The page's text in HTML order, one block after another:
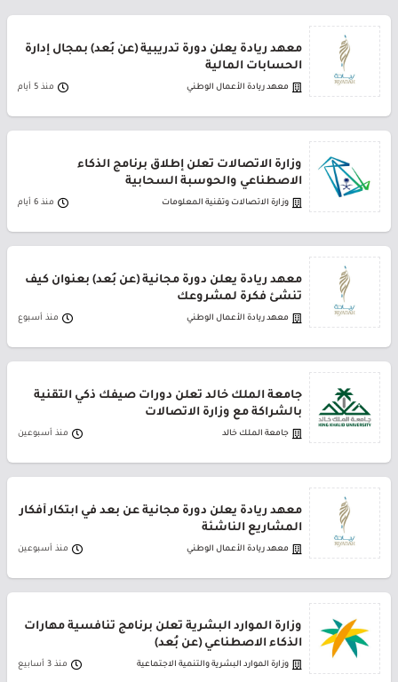
معهد ريادة يعلن دورة تدريبية (عن بُعد) بمجال إدارة
الحسابات المالية
معهد ريادة الأعمال الوطني منذ 5 أيام
وزارة الاتصالات تعلن إطلاق برنامج الذكاء
الاصطناعي والحوسبة السحابية
وزارة الاتصالات وتقنية المعلومات منذ 6 أيام
معهد ريادة يعلن دورة مجانية (عن بُعد) بعنوان كيف
تنشئ فكرة لمشروعك
معهد ريادة الأعمال الوطني منذ أسبوع
جامعة الملك خالد تعلن دورات صيفك ذكي التقنية
بالشراكة مع وزارة الاتصالات
جامعة الملك خالد منذ أسبوعين
معهد ريادة يعلن دورة مجانية عن بعد في ابتكار أفكار
المشاريع الناشئة
معهد ريادة الأعمال الوطني منذ أسبوعين
وزارة الموارد البشرية تعلن برنامج تنافسية مهارات
الذكاء الاصطناعي (عن بُعد)
وزارة الموارد البشرية والتنمية الاجتماعية منذ 3 أسابيع